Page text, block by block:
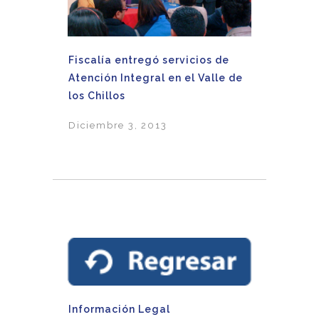
Fiscalía entregó servicios de
Atención Integral en el Valle de
los Chillos
Diciembre 3, 2013
Información Legal